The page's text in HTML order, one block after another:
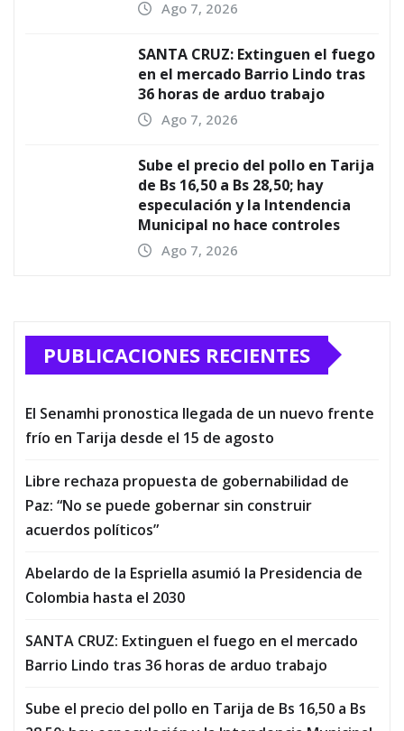
Ago 7, 2026
SANTA CRUZ: Extinguen el fuego
en el mercado Barrio Lindo tras
36 horas de arduo trabajo
Ago 7, 2026
Sube el precio del pollo en Tarija
de Bs 16,50 a Bs 28,50; hay
especulación y la Intendencia
Municipal no hace controles
Ago 7, 2026
PUBLICACIONES RECIENTES
El Senamhi pronostica llegada de un nuevo frente
frío en Tarija desde el 15 de agosto
Libre rechaza propuesta de gobernabilidad de
Paz: “No se puede gobernar sin construir
acuerdos políticos”
Abelardo de la Espriella asumió la Presidencia de
Colombia hasta el 2030
SANTA CRUZ: Extinguen el fuego en el mercado
Barrio Lindo tras 36 horas de arduo trabajo
Sube el precio del pollo en Tarija de Bs 16,50 a Bs